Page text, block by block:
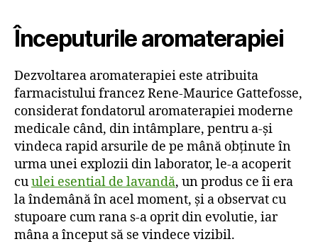
Începuturile aromaterapiei
Dezvoltarea aromaterapiei este atribuita
farmacistului francez Rene-Maurice Gattefosse,
considerat fondatorul aromaterapiei moderne
medicale când, din intâmplare, pentru a-și
vindeca rapid arsurile de pe mână obținute în
urma unei explozii din laborator, le-a acoperit
cuulei esential de lavandă, un produs ce îi era
la îndemână în acel moment, și a observat cu
stupoare cum rana s-a oprit din evolutie, iar
mâna a început să se vindece vizibil.